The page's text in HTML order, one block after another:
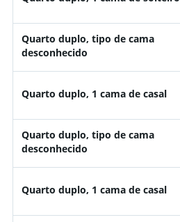
Quarto duplo, tipo de cama
desconhecido
Quarto duplo, 1 cama de casal
Quarto duplo, tipo de cama
desconhecido
Quarto duplo, 1 cama de casal